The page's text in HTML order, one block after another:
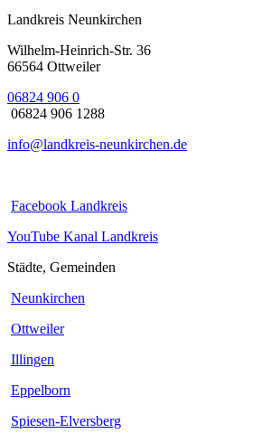
Landkreis Neunkirchen
Wilhelm-Heinrich-Str. 36
66564 Ottweiler
06824 906 0
06824 906 1288
info@landkreis-neunkirchen.de
Facebook Landkreis
YouTube Kanal Landkreis
Städte, Gemeinden
Neunkirchen
Ottweiler
Illingen
Eppelborn
Spiesen-Elversberg